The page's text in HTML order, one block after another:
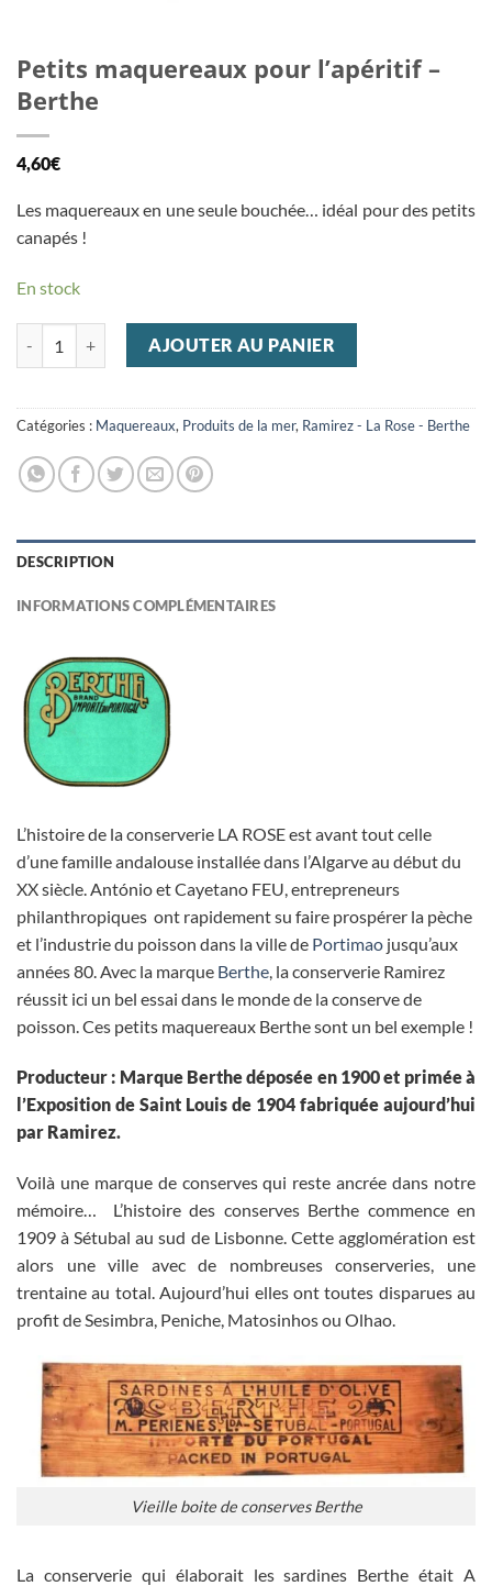
Petits maquereaux pour l’apéritif –
Berthe
4,60€
Les maquereaux en une seule bouchée… idéal pour des petits
canapés !
En stock
quantité de Petits maquereaux pour l'apéritif - Berthe
AJOUTER AU PANIER
Catégories : Maquereaux, Produits de la mer, Ramirez - La Rose - Berthe
DESCRIPTION
INFORMATIONS COMPLÉMENTAIRES
L’histoire de la conserverie LA ROSE est avant tout celle
d’une famille andalouse installée dans l’Algarve au début du
XX siècle. António et Cayetano FEU, entrepreneurs
philanthropiques ont rapidement su faire prospérer la pèche
et l’industrie du poisson dans la ville de Portimao jusqu’aux
années 80. Avec la marque Berthe, la conserverie Ramirez
réussit ici un bel essai dans le monde de la conserve de
poisson. Ces petits maquereaux Berthe sont un bel exemple !
Producteur : Marque Berthe déposée en 1900 et primée à
l’Exposition de Saint Louis de 1904 fabriquée aujourd’hui
par Ramirez.
Voilà une marque de conserves qui reste ancrée dans notre
mémoire… L’histoire des conserves Berthe commence en
1909 à Sétubal au sud de Lisbonne. Cette agglomération est
alors une ville avec de nombreuses conserveries, une
trentaine au total. Aujourd’hui elles ont toutes disparues au
profit de Sesimbra, Peniche, Matosinhos ou Olhao.
Vieille boite de conserves Berthe
La conserverie qui élaborait les sardines Berthe était A